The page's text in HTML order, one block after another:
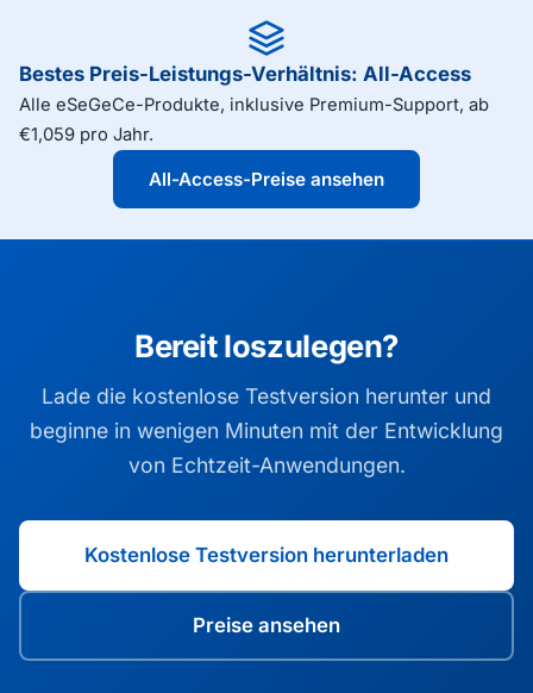
Bestes Preis-Leistungs-Verhältnis: All-Access
Alle eSeGeCe-Produkte, inklusive Premium-Support, ab
€1,059 pro Jahr.
All-Access-Preise ansehen
Bereit loszulegen?
Lade die kostenlose Testversion herunter und
beginne in wenigen Minuten mit der Entwicklung
von Echtzeit-Anwendungen.
Kostenlose Testversion herunterladen
Preise ansehen